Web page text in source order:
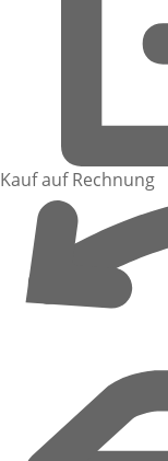
Kauf auf Rechnung